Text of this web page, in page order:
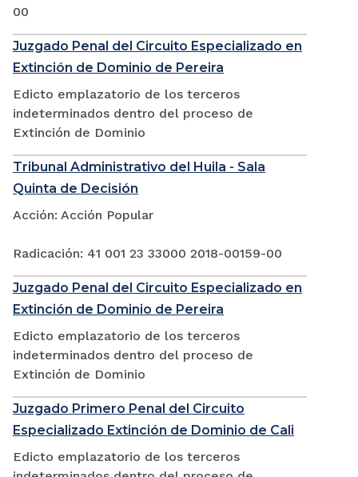
00
Juzgado Penal del Circuito Especializado en
Extinción de Dominio de Pereira
Edicto emplazatorio de los terceros
indeterminados dentro del proceso de
Extinción de Dominio
Tribunal Administrativo del Huila - Sala
Quinta de Decisión
Acción: Acción Popular
Radicación: 41 001 23 33000 2018-00159-00
Juzgado Penal del Circuito Especializado en
Extinción de Dominio de Pereira
Edicto emplazatorio de los terceros
indeterminados dentro del proceso de
Extinción de Dominio
Juzgado Primero Penal del Circuito
Especializado Extinción de Dominio de Cali
Edicto emplazatorio de los terceros